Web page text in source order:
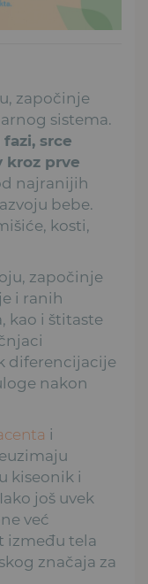
započinje
sistema.
srce
kroz prve
najranijih
bebe.
kosti,
započinje
i ranih
kao i štitaste
diferencijacije
nakon
i
kiseonik i
još uvek
već
između tela
značaja za